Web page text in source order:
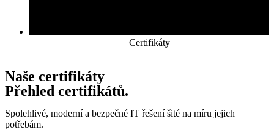
Certifikáty
Naše certifikáty
Přehled certifikátů.
Spolehlivé, moderní a bezpečné IT řešení šité na míru jejich
potřebám.